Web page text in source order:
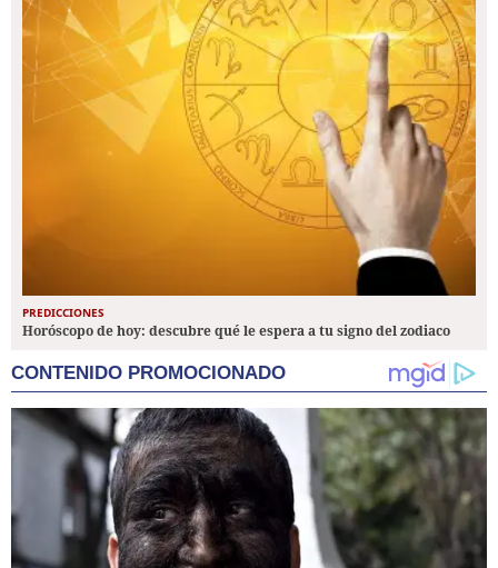
PREDICCIONES
Horóscopo de hoy: descubre qué le espera a tu signo del zodiaco
CONTENIDO PROMOCIONADO